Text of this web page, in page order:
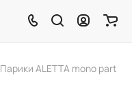
Парики ALETTA mono part